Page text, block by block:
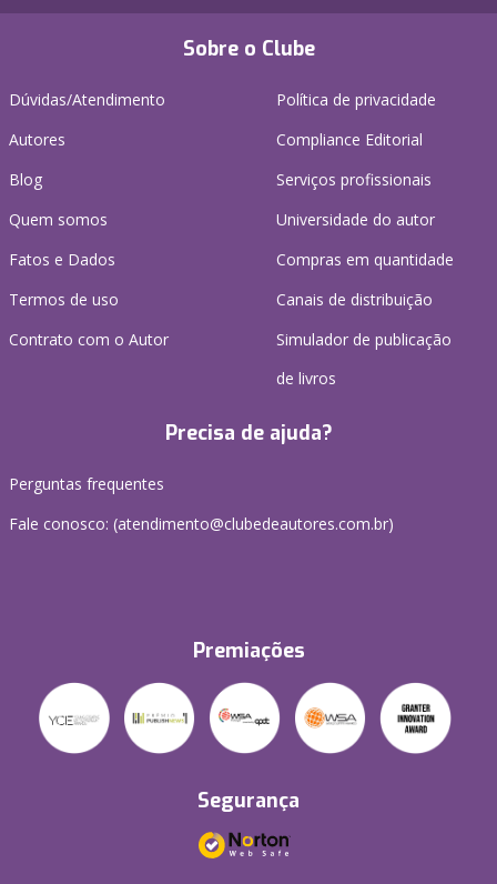
Sobre o Clube
Dúvidas/Atendimento
Autores
Blog
Quem somos
Fatos e Dados
Termos de uso
Contrato com o Autor
Política de privacidade
Compliance Editorial
Serviços profissionais
Universidade do autor
Compras em quantidade
Canais de distribuição
Simulador de publicação
de livros
Precisa de ajuda?
Perguntas frequentes
Fale conosco: (atendimento@clubedeautores.com.br)
Premiações
Segurança